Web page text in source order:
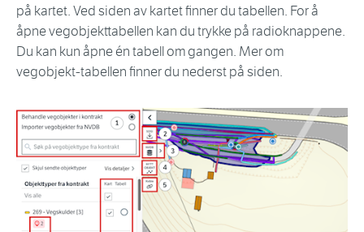
på kartet. Ved siden av kartet finner du tabellen. For å
åpne vegobjekttabellen kan du trykke på radioknappene.
Du kan kun åpne én tabell om gangen. Mer om
vegobjekt-tabellen finner du nederst på siden.